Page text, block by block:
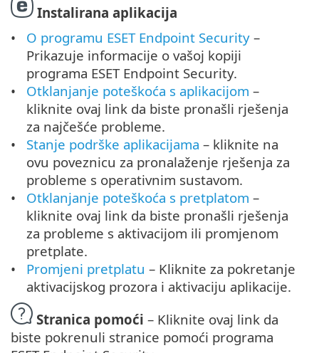
Instalirana aplikacija
O programu ESET Endpoint Security –
Prikazuje informacije o vašoj kopiji
programa ESET Endpoint Security.
Otklanjanje poteškoća s aplikacijom –
kliknite ovaj link da biste pronašli rješenja
za najčešće probleme.
Stanje podrške aplikacijama – kliknite na
ovu poveznicu za pronalaženje rješenja za
probleme s operativnim sustavom.
Otklanjanje poteškoća s pretplatom –
kliknite ovaj link da biste pronašli rješenja
za probleme s aktivacijom ili promjenom
pretplate.
Promjeni pretplatu – Kliknite za pokretanje
aktivacijskog prozora i aktivaciju aplikacije.
Stranica pomoći – Kliknite ovaj link da
biste pokrenuli stranice pomoći programa